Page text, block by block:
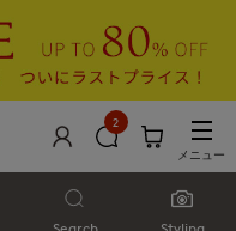
2
メニュー